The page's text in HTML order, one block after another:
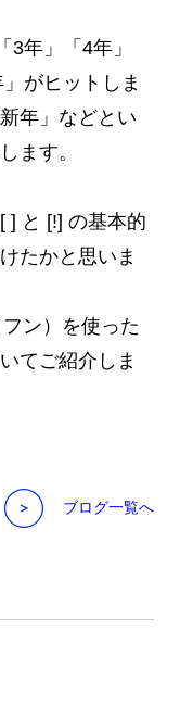
年」「4年」
がヒットしま
年」などとい
ます。
と [!] の基本的
たかと思いま
ン）を使った
てご紹介しま
ブログ一覧へ